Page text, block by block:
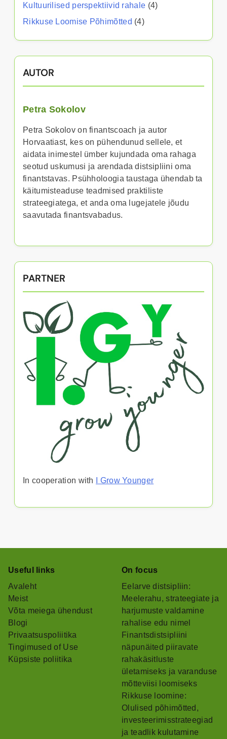
Kultuurilised perspektiivid rahale (4)
Rikkuse Loomise Põhimõtted (4)
AUTOR
Petra Sokolov
Petra Sokolov on finantscoach ja autor
Horvaatiast, kes on pühendunud sellele, et
aidata inimestel ümber kujundada oma rahaga
seotud uskumusi ja arendada distsipliini oma
finantstavas. Psühholoogia taustaga ühendab ta
käitumisteaduse teadmised praktiliste
strateegiatega, et anda oma lugejatele jõudu
saavutada finantsvabadus.
PARTNER
In cooperation with I Grow Younger
Useful links
Avaleht
Meist
Võta meiega ühendust
Blogi
Privaatsuspoliitika
Tingimused of Use
Küpsiste poliitika
On focus
Eelarve distsipliin:
Meelerahu, strateegiate ja
harjumuste valdamine
rahalise edu nimel
Finantsdistsipliini
näpunäited piiravate
rahakäsitluste
ületamiseks ja varanduse
mõtteviisi loomiseks
Rikkuse loomine:
Olulised põhimõtted,
investeerimisstrateegiad
ja teadlik kulutamine